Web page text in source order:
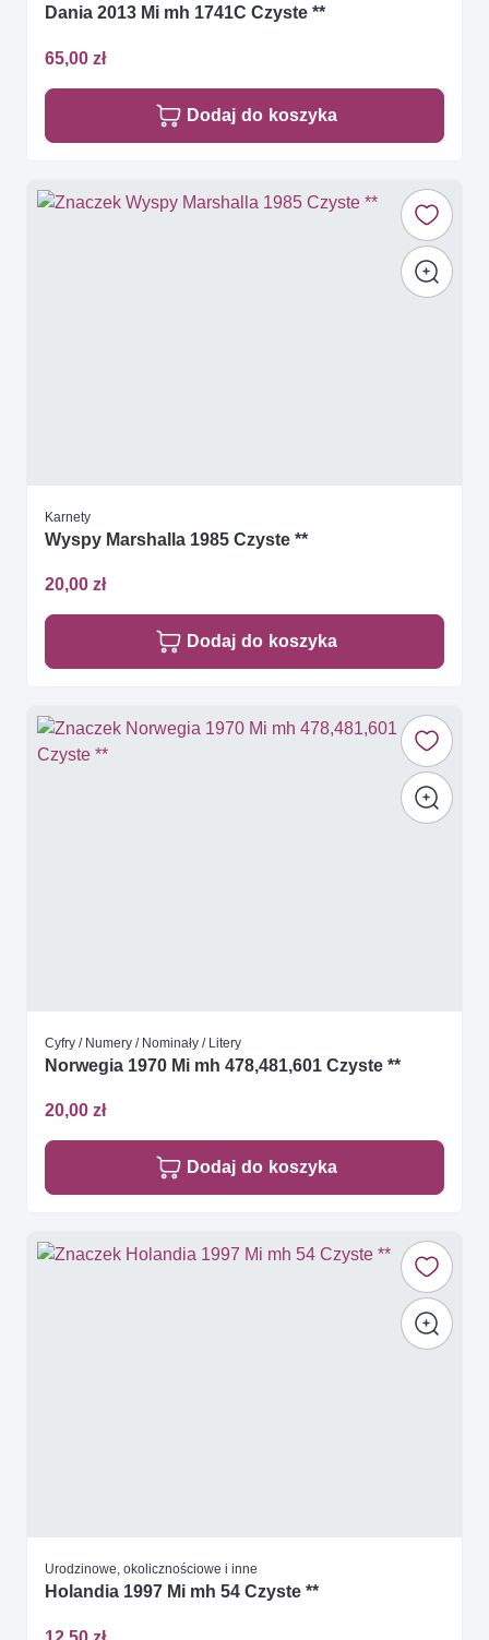
Dania 2013 Mi mh 1741C Czyste **
65,00 zł
Dodaj do koszyka
Karnety
Wyspy Marshalla 1985 Czyste **
20,00 zł
Dodaj do koszyka
Cyfry / Numery / Nominały / Litery
Norwegia 1970 Mi mh 478,481,601 Czyste **
20,00 zł
Dodaj do koszyka
Urodzinowe, okolicznościowe i inne
Holandia 1997 Mi mh 54 Czyste **